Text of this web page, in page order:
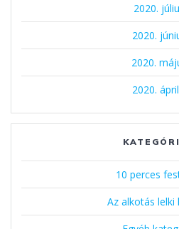
2020.
2020.
2020.
2020.
10 perces
Az alkotás lelki